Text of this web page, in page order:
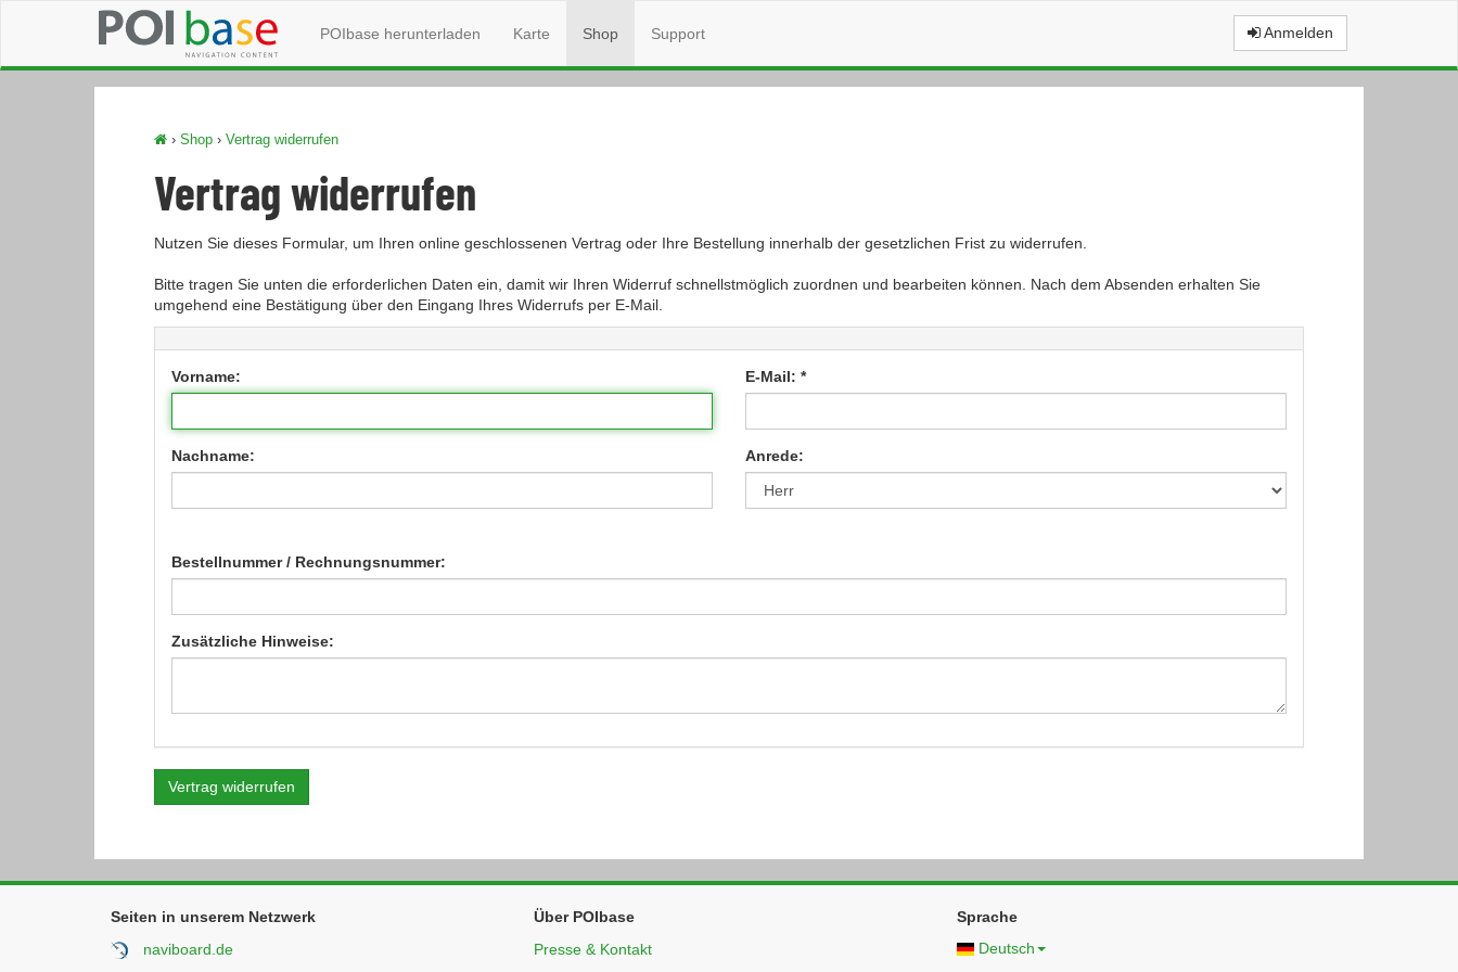
POIbase herunterladen Karte Shop Support Anmelden
› Shop › Vertrag widerrufen
Vertrag widerrufen
Nutzen Sie dieses Formular, um Ihren online geschlossenen Vertrag oder Ihre Bestellung innerhalb der gesetzlichen Frist zu widerrufen.
Bitte tragen Sie unten die erforderlichen Daten ein, damit wir Ihren Widerruf schnellstmöglich zuordnen und bearbeiten können. Nach dem Absenden erhalten Sie
umgehend eine Bestätigung über den Eingang Ihres Widerrufs per E-Mail.
Vorname:
Nachname:
E-Mail: *
Anrede:
Bestellnummer / Rechnungsnummer:
Zusätzliche Hinweise:
Vertrag widerrufen
Seiten in unserem Netzwerk
naviboard.de
Über POIbase
Presse & Kontakt
Sprache
Deutsch